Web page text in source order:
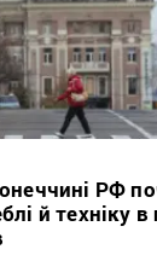
РФ
й техніку